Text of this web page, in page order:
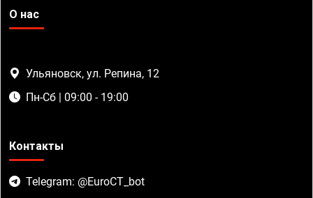
О нас
Ульяновск, ул. Репина, 12
Пн-Сб | 09:00 - 19:00
Контакты
Telegram: @EuroCT_bot